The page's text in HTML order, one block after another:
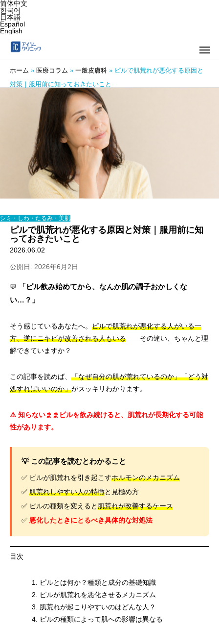
简体中文
한국어
日本語
Español
English
ホーム » 医療コラム » 一般皮膚科 » ピルで肌荒れが悪化する原因と
対策｜服用前に知っておきたいこと
シミ・しわ・たるみ・美肌
ピルで肌荒れが悪化する原因と対策｜服用前に知
っておきたいこと
2026.06.02
公開日: 2026年6月2日
💬
「ピル飲み始めてから、なんか肌の調子おかしくな
い…？」
そう感じているあなたへ。 ピルで肌荒れが悪化する人がいる一
方、逆にニキビが改善される人もいる——その違い、ちゃんと理
解できていますか？
この記事を読めば、 「なぜ自分の肌が荒れているのか」「どう対
処すればいいのか」がスッキリわかります。
⚠️ 知らないままピルを飲み続けると、肌荒れが長期化する可能
性があります。
💡 この記事を読むとわかること
✅ ピルが肌荒れを引き起こすホルモンのメカニズム
✅ 肌荒れしやすい人の特徴と見極め方
✅ ピルの種類を変えると肌荒れが改善するケース
✅ 悪化したときにとるべき具体的な対処法
目次
ピルとは何か？種類と成分の基礎知識
ピルが肌荒れを悪化させるメカニズム
肌荒れが起こりやすいのはどんな人？
ピルの種類によって肌への影響は異なる